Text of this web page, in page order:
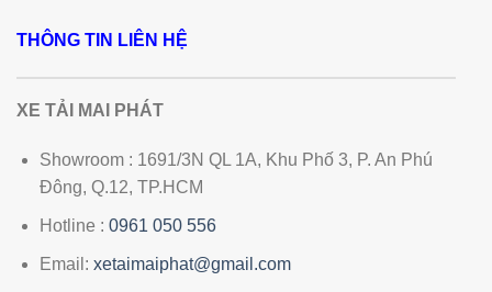
THÔNG TIN LIÊN HỆ
XE TẢI MAI PHÁT
Showroom : 1691/3N QL 1A, Khu Phố 3, P. An Phú
Đông, Q.12, TP.HCM
Hotline : 0961 050 556
Email: xetaimaiphat@gmail.com